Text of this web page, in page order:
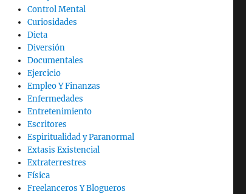
Control Mental
Curiosidades
Dieta
Diversión
Documentales
Ejercicio
Empleo Y Finanzas
Enfermedades
Entretenimiento
Escritores
Espiritualidad y Paranormal
Extasis Existencial
Extraterrestres
Física
Freelanceros Y Blogueros